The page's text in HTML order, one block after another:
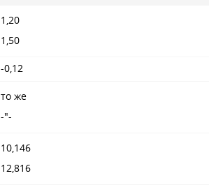
1,20
1,50
-0,12
то же
-"-
10,146
12,816